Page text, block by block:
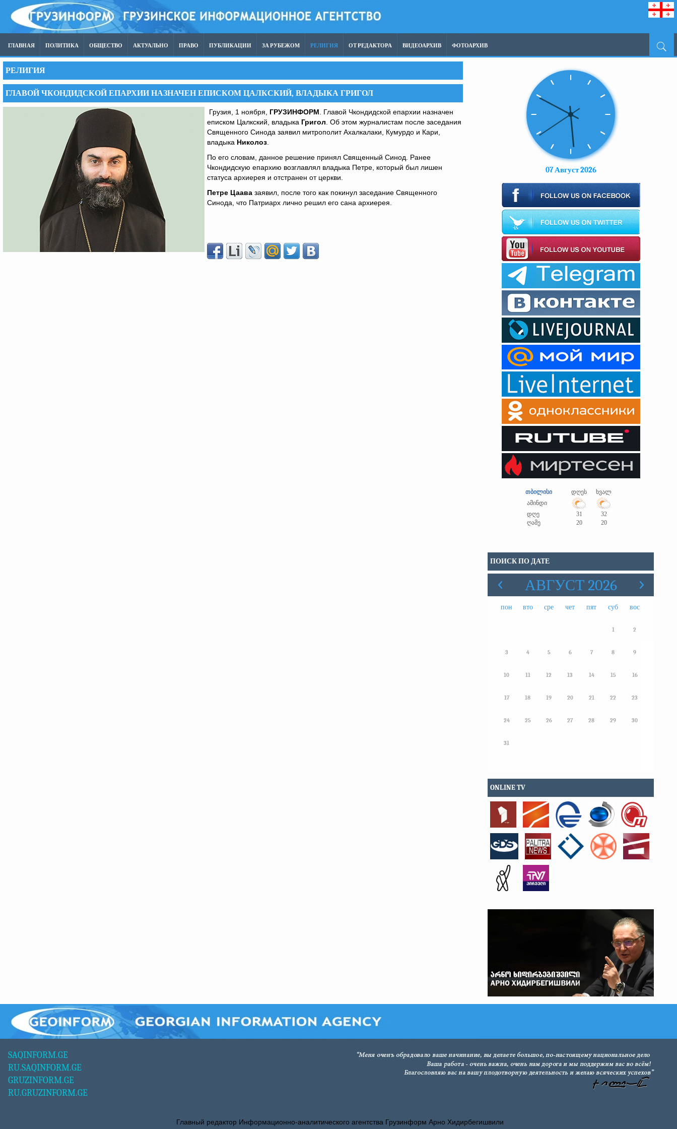
ГЛАВНАЯ ПОЛИТИКА ОБЩЕСТВО АКТУАЛЬНО ПРАВО ПУБЛИКАЦИИ ЗА РУБЕЖОМ РЕЛИГИЯ ОТ РЕДАКТОРА ВИДЕОАРХИВ ФОТОАРХИВ
РЕЛИГИЯ
ГЛАВОЙ ЧКОНДИДСКОЙ ЕПАРХИИ НАЗНАЧЕН ЕПИСКОМ ЦАЛКСКИЙ, ВЛАДЫКА ГРИГОЛ
Грузия, 1 ноября, ГРУЗИНФОРМ . Главой Чкондидской епархии назначен
еписком Цалкский, владыка Григол . Об этом журналистам после заседания
Священного Синода заявил митрополит Ахалкалаки, Кумурдо и Кари,
владыка Николоз
По его словам, данное решение принял Священный Синод. Ранее
Чкондидскую епархию возглавлял владыка Петре, который был лишен
статуса архиерея и отстранен от церкви.
Петре Цаава заявил, после того как покинул заседание Священного
Синода, что Патриарх лично решил его сана архиерея.
07 Август 2026
თბილისი დღეს
ხვალ
ამინდი
დღე
31
32
ღამე
20 20
ПОИСК ПО ДАТЕ
АВГУСТ 2026
пон вто сре чет пят суб вос
1 2
3 4 5 6 7 8 9
10 11 12 13 14 15 16
17 18 19 20 21 22 23
24 25 26 27 28 29 30
31
ONLINE TV
SAQINFORM.GE
RU.SAQINFORM.GE
GRUZINFORM.GE
RU.GRUZINFORM.GE
Главный редактор Информационно-аналитического агентства Грузинформ Арно Хидирбегишвили